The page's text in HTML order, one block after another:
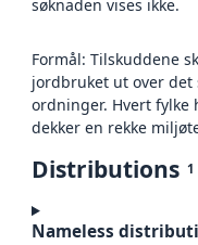
søknaden vises ikke.
Formål: Tilskuddene
jordbruket ut over
ordninger. Hvert fylke
dekker en rekke
Distributions 1
Nameless